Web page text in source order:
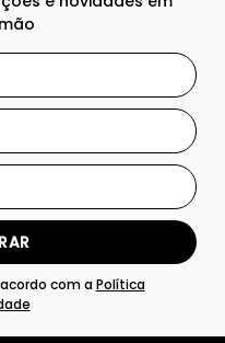
com aPolítica